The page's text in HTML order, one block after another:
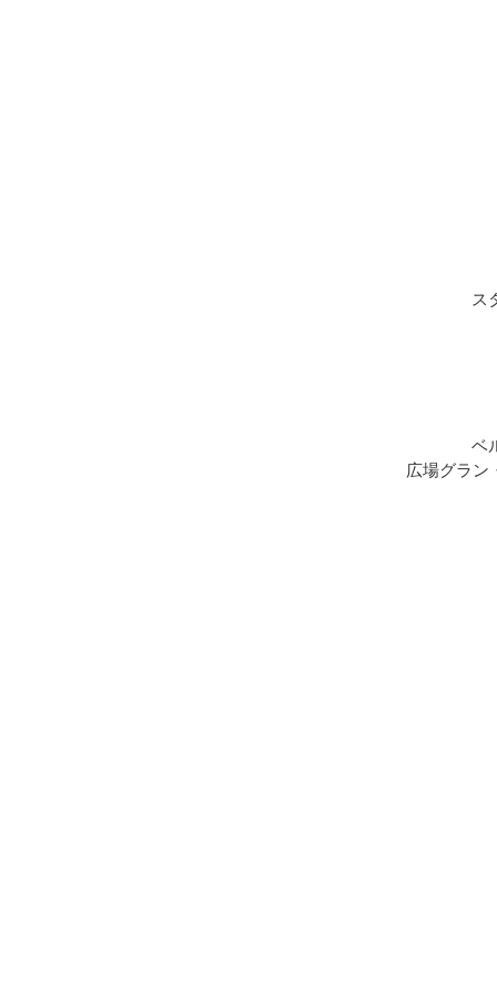
ス
ベ
広場グラン